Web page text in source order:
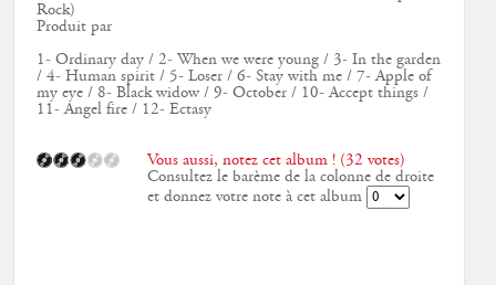
Rock)
Produit par
1- Ordinary day / 2- When we were young / 3- In the garden
/ 4- Human spirit / 5- Loser / 6- Stay with me / 7- Apple of
my eye / 8- Black widow / 9- October / 10- Accept things /
11- Angel fire / 12- Ectasy
Vous aussi, notez cet album ! (32 votes)
Consultez le barème de la colonne de droite
et donnez votre note à cet album